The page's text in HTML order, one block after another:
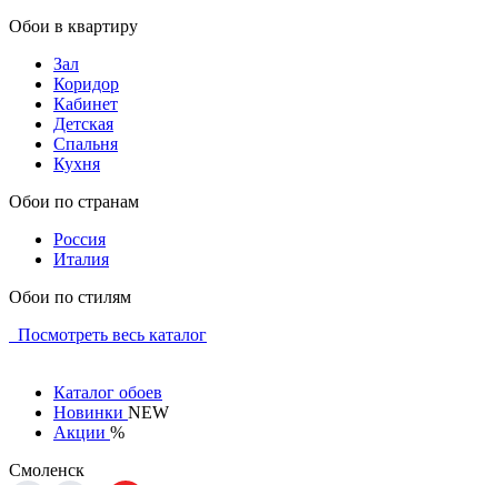
Обои в квартиру
Зал
Коридор
Кабинет
Детская
Спальня
Кухня
Обои по странам
Россия
Италия
Обои по стилям
Посмотреть весь каталог
Каталог обоев
Новинки NEW
Акции %
Смоленск